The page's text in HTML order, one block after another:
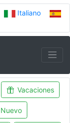
Italiano
Vacaciones